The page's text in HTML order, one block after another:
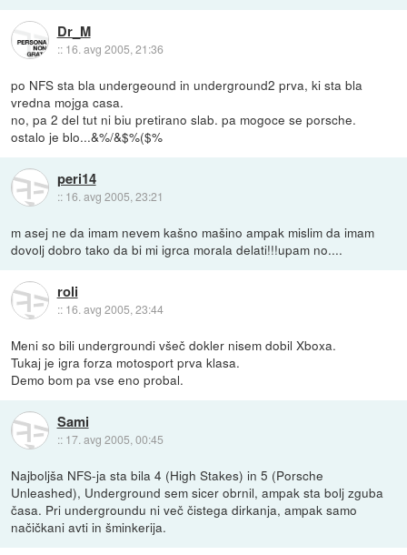
Dr_M
:: 16. avg 2005, 21:36
po NFS sta bla undergeound in underground2 prva, ki sta bla
vredna mojga casa.
no, pa 2 del tut ni biu pretirano slab. pa mogoce se porsche.
ostalo je blo...&%/&$%($%
peri14
:: 16. avg 2005, 23:21
m asej ne da imam nevem kašno mašino ampak mislim da imam
dovolj dobro tako da bi mi igrca morala delati!!!upam no....
roli
:: 16. avg 2005, 23:44
Meni so bili undergroundi všeč dokler nisem dobil Xboxa.
Tukaj je igra forza motosport prva klasa.
Demo bom pa vse eno probal.
Sami
:: 17. avg 2005, 00:45
Najboljša NFS-ja sta bila 4 (High Stakes) in 5 (Porsche
Unleashed), Underground sem sicer obrnil, ampak sta bolj zguba
časa. Pri undergroundu ni več čistega dirkanja, ampak samo
načičkani avti in šminkerija.